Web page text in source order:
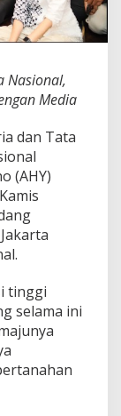
Nasional,
Media
dan Tata
(AHY)
tinggi
selama ini